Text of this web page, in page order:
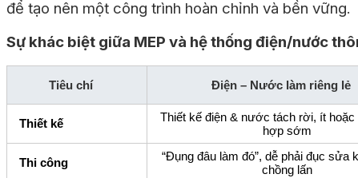
để tạo nên một công trình hoàn chỉnh và bền vững.
Sự khác biệt giữa MEP và hệ thống điện/nước
Tiêu chí Điện – Nước làm riêng lẻ
Thiết kế
Thiết kế điện & nước tách rời, ít hoặc
hợp sớm
Thi công
“Đụng đâu làm đó”, dễ phải đục sửa
chồng lấn